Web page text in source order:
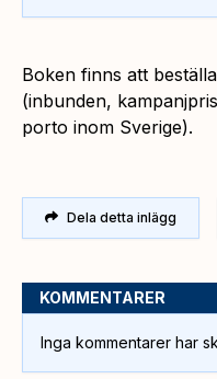
Boken finns att
(inbunden,
porto inom Sverige).
Dela detta inlägg
KOMMENTARER
Inga kommentarer har